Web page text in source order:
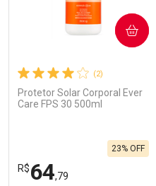
Ativar Desconto
(2)
Protetor Solar Corporal Ever
Care FPS 30 500ml
R$64,79
23% OFF
COMPRAR